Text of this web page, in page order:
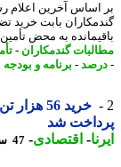
آخرین اعلام
به محض تأمین
گندمکاران- تأمین
-برنامه و بودجه
شد
-اقتصادی-47 ساعت پیش - چهارشنبه 14 مرداد 1405، 07:50